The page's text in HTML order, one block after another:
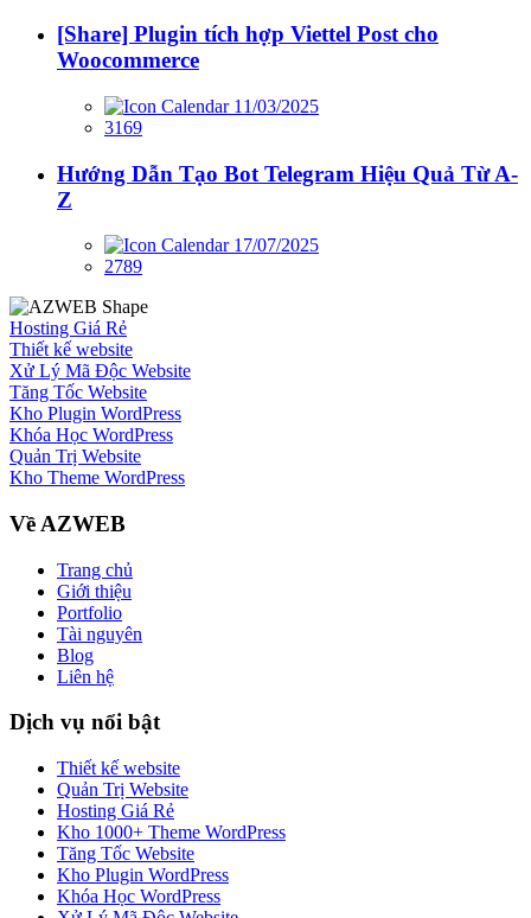
[Share] Plugin tích hợp Viettel Post cho
Woocommerce
11/03/2025
3169
Hướng Dẫn Tạo Bot Telegram Hiệu Quả Từ A-
Z
17/07/2025
2789
Hosting Giá Rẻ
Thiết kế website
Xử Lý Mã Độc Website
Tăng Tốc Website
Kho Plugin WordPress
Khóa Học WordPress
Quản Trị Website
Kho Theme WordPress
Về AZWEB
Trang chủ
Giới thiệu
Portfolio
Tài nguyên
Blog
Liên hệ
Dịch vụ nổi bật
Thiết kế website
Quản Trị Website
Hosting Giá Rẻ
Kho 1000+ Theme WordPress
Tăng Tốc Website
Kho Plugin WordPress
Khóa Học WordPress